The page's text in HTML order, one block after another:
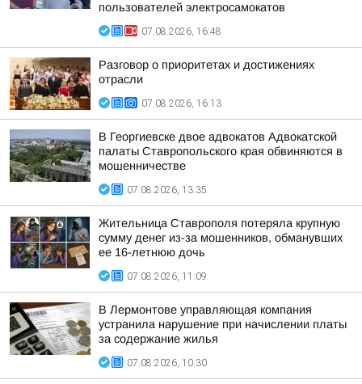
пользователей электросамокатов
07.08.2026, 16:48
Разговор о приоритетах и достижениях
отрасли
07.08.2026, 16:13
В Георгиевске двое адвокатов Адвокатской
палаты Ставропольского края обвиняются в
мошенничестве
07.08.2026, 13:35
Жительница Ставрополя потеряла крупную
сумму денег из-за мошенников, обманувших
ее 16-летнюю дочь
07.08.2026, 11:09
В Лермонтове управляющая компания
устранила нарушение при начислении платы
за содержание жилья
07.08.2026, 10:30